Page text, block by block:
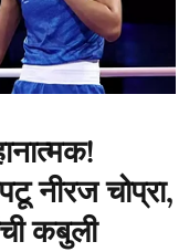
नीरज चोप्रा,
कबुली